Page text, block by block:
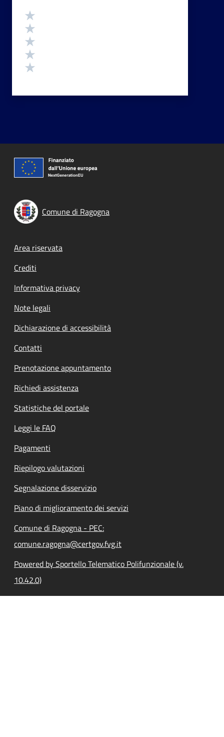
Valutazione
Comune di Ragogna
Footer menu
Area riservata
Crediti
Informativa privacy
Note legali
Dichiarazione di accessibilità
Contatti
Prenotazione appuntamento
Richiedi assistenza
Statistiche del portale
Leggi le FAQ
Pagamenti
Riepilogo valutazioni
Segnalazione disservizio
Piano di miglioramento dei servizi
Comune di Ragogna - PEC:
comune.ragogna@certgov.fvg.it
Powered by Sportello Telematico Polifunzionale (v.
10.42.0)